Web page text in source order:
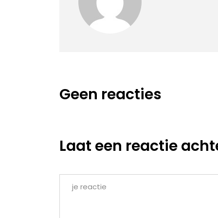
Geen reacties
Laat een reactie